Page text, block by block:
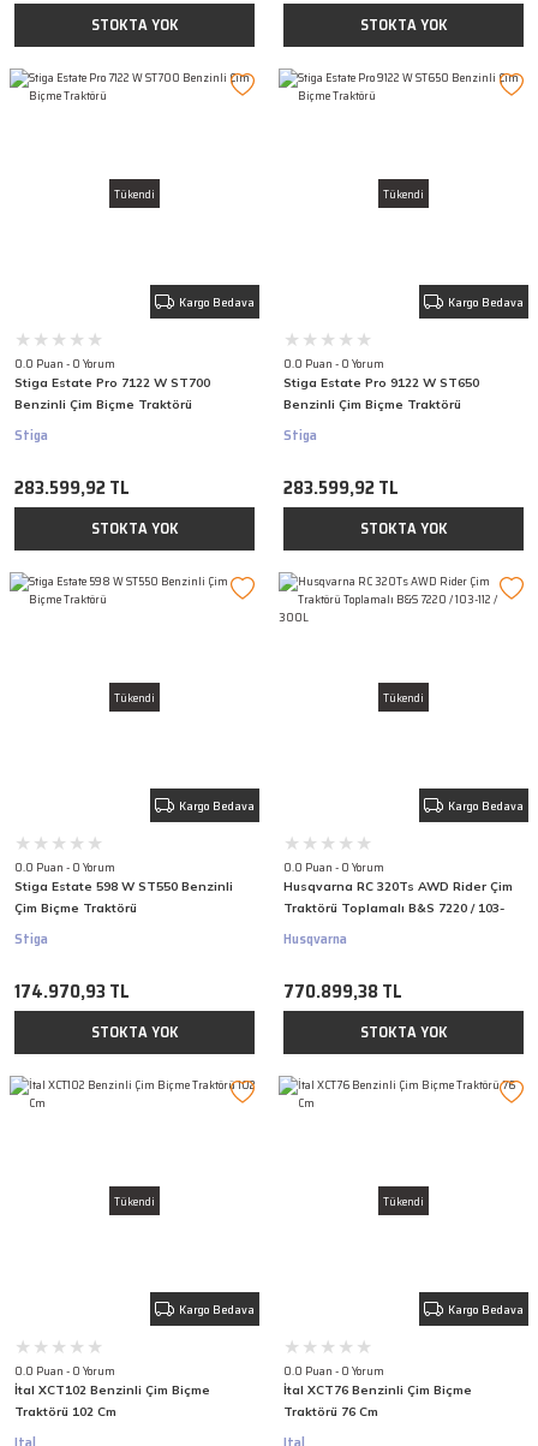
STOKTA YOK STOKTA YOK
Tükendi
Kargo Bedava
0.0 Puan - 0 Yorum
Stiga Estate Pro 7122 W ST700
Benzinli Çim Biçme Traktörü
Stiga
283.599,92 TL
STOKTA YOK
Tükendi
Kargo Bedava
0.0 Puan - 0 Yorum
Stiga Estate Pro 9122 W ST650
Benzinli Çim Biçme Traktörü
Stiga
283.599,92 TL
STOKTA YOK
Tükendi
Kargo Bedava
0.0 Puan - 0 Yorum
Stiga Estate 598 W ST550 Benzinli
Çim Biçme Traktörü
Stiga
174.970,93 TL
STOKTA YOK
Tükendi
Kargo Bedava
0.0 Puan - 0 Yorum
Husqvarna RC 320Ts AWD Rider Çim
Traktörü Toplamalı B&S 7220 / 103-
Husqvarna
770.899,38 TL
STOKTA YOK
Tükendi
Kargo Bedava
0.0 Puan - 0 Yorum
İtal XCT102 Benzinli Çim Biçme
Traktörü 102 Cm
Tükendi
Kargo Bedava
0.0 Puan - 0 Yorum
İtal XCT76 Benzinli Çim Biçme
Traktörü 76 Cm